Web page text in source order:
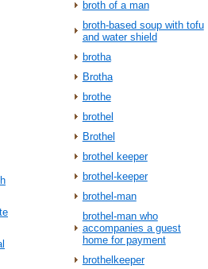
broth of a man
broth-based soup with tofu
and water shield
brotha
Brotha
brothe
brothel
Brothel
brothel keeper
brothel-keeper
brothel-man
brothel-man who
accompanies a guest
home for payment
brothelkeeper